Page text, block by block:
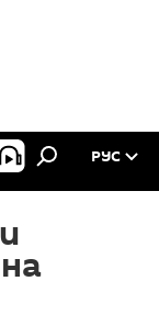
РУС